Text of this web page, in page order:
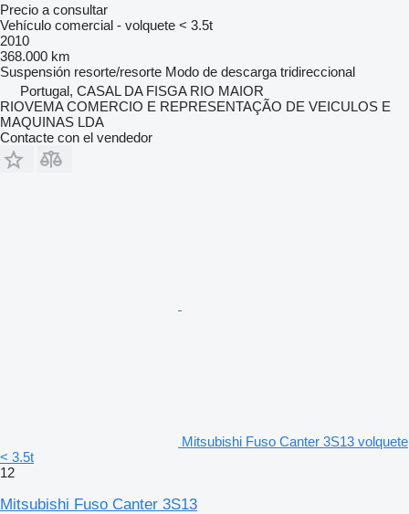
Precio a consultar
Vehículo comercial - volquete < 3.5t
2010
368.000 km
Suspensión resorte/resorte Modo de descarga tridireccional
Portugal, CASAL DA FISGA RIO MAIOR
RIOVEMA COMERCIO E REPRESENTAÇÃO DE VEICULOS E
MAQUINAS LDA
Contacte con el vendedor
Mitsubishi Fuso Canter 3S13 volquete
< 3.5t
12
Mitsubishi Fuso Canter 3S13